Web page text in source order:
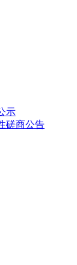
示
磋商公告